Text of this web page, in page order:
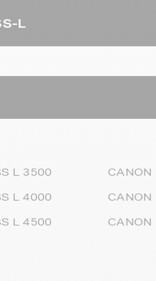
L
L 3500
L 4000
L 4500
CANON
CANON
CANON